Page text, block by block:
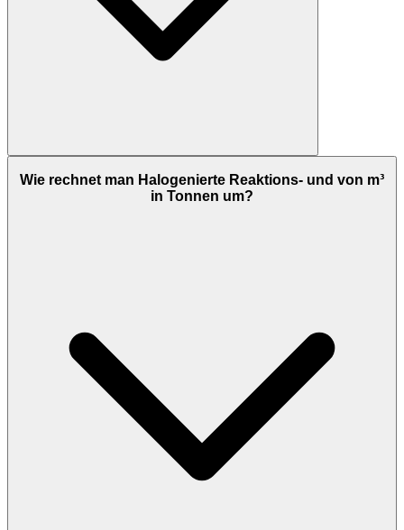
Wie rechnet man Halogenierte Reaktions- und von m³
in Tonnen um?